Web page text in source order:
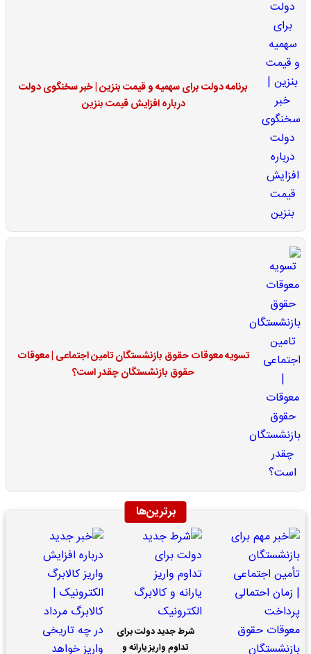
برنامه دولت برای سهمیه و قیمت بنزین | خبر سخنگوی دولت
درباره افزایش قیمت بنزین
تسویه معوقات حقوق بازنشستگان تامین اجتماعی | معوقات
حقوق بازنشستگان چقدر است؟
برترین‌ها
شرط جدید دولت برای
تداوم واریز یارانه و